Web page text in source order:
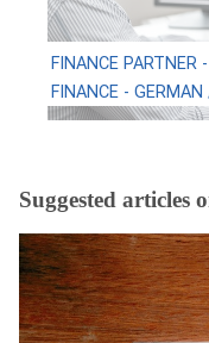
FINANCE PARTNER
FINANCE -
Suggested articles